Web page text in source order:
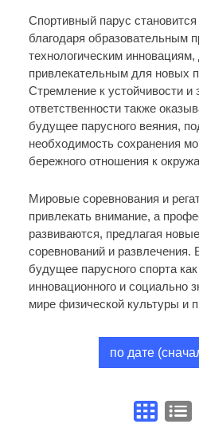
Спортивный парус
благодаря образовательным
технологическим инновациям,
привлекательным для новых
Стремление к устойчивости и
ответственности также
будущее парусного веяния,
необходимость сохранения
бережного отношения к
Мировые соревнования и
привлекать внимание, а
развиваются, предлагая
соревнований и развлечения.
будущее парусного спорта
инновационного и социально
мире физической культуры и